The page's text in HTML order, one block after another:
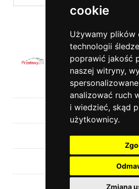
cookie
Używamy plików
technologii
poprawić jakość
naszej witryny,
analizować ruch
i wiedzieć, skąd
użytkownicy.
Zmiana
Pomoc
Moje konto
Płatności i
Kontakt